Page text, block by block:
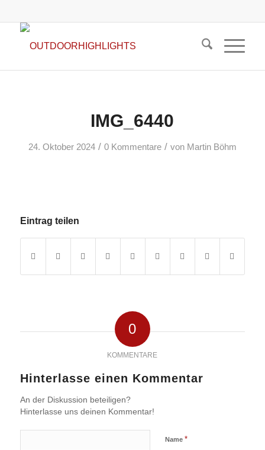
IMG_6440
24. Oktober 2024 / 0 Kommentare / von Martin Böhm
Eintrag teilen
0
KOMMENTARE
Hinterlasse einen Kommentar
An der Diskussion beteiligen?
Hinterlasse uns deinen Kommentar!
Name *